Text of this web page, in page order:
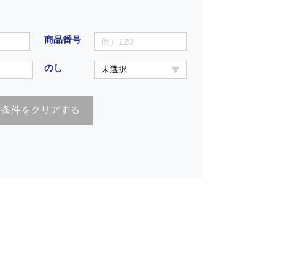
商品番号
のし
条件をクリアする